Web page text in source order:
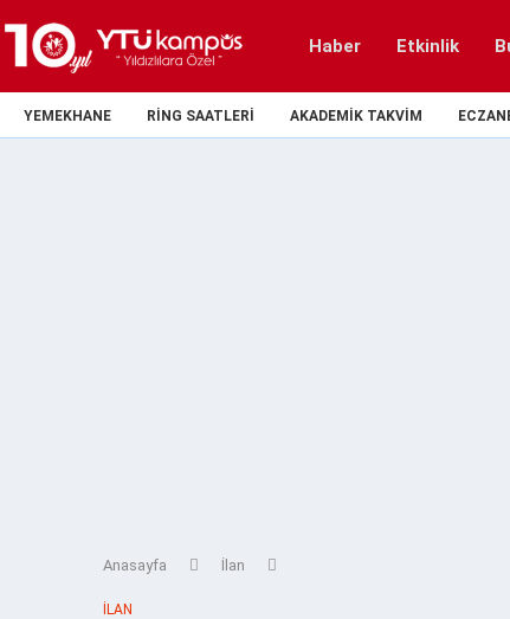
Haber Etkinlik
YEMEKHANE RING SAATLERI AKADEMIK TAKVIM
Anasayfa İlan
İLAN